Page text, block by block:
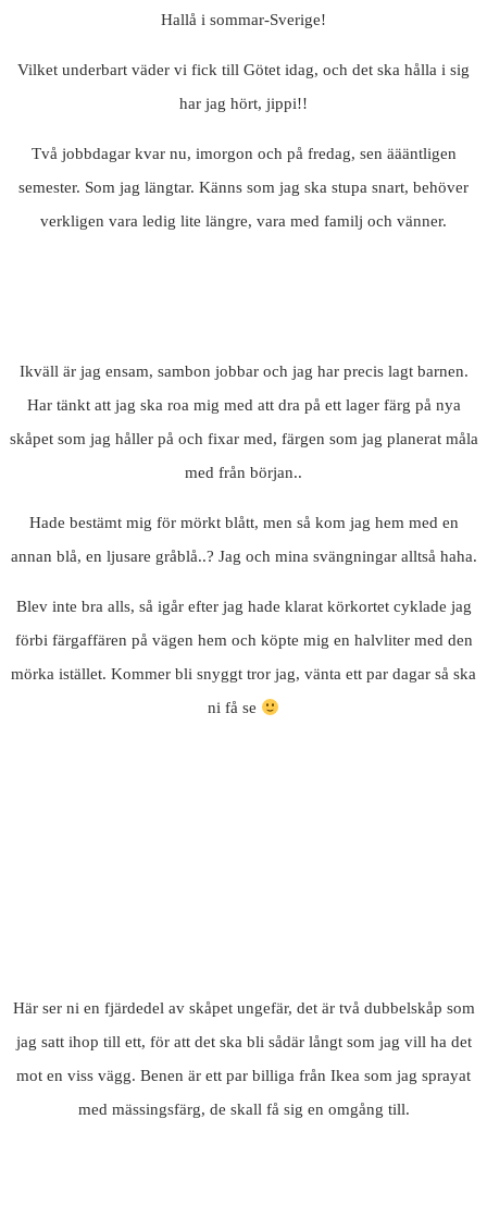
Hallå i sommar-Sverige!
Vilket underbart väder vi fick till Götet idag, och det ska hålla i sig
har jag hört, jippi!!
Två jobbdagar kvar nu, imorgon och på fredag, sen äääntligen
semester. Som jag längtar. Känns som jag ska stupa snart, behöver
verkligen vara ledig lite längre, vara med familj och vänner.
Ikväll är jag ensam, sambon jobbar och jag har precis lagt barnen.
Har tänkt att jag ska roa mig med att dra på ett lager färg på nya
skåpet som jag håller på och fixar med, färgen som jag planerat måla
med från början..
Hade bestämt mig för mörkt blått, men så kom jag hem med en
annan blå, en ljusare gråblå..? Jag och mina svängningar alltså haha.
Blev inte bra alls, så igår efter jag hade klarat körkortet cyklade jag
förbi färgaffären på vägen hem och köpte mig en halvliter med den
mörka istället. Kommer bli snyggt tror jag, vänta ett par dagar så ska
ni få se
Här ser ni en fjärdedel av skåpet ungefär, det är två dubbelskåp som
jag satt ihop till ett, för att det ska bli sådär långt som jag vill ha det
mot en viss vägg. Benen är ett par billiga från Ikea som jag sprayat
med mässingsfärg, de skall få sig en omgång till.